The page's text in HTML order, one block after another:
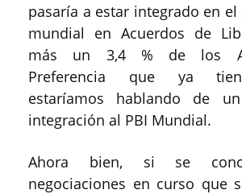
pasaría a estar integrado en el
mundial en Acuerdos de
más un 3,4 % de los
Preferencia que ya
estaríamos hablando de
integración al PBI Mundial.
Ahora bien, si se
negociaciones en curso que